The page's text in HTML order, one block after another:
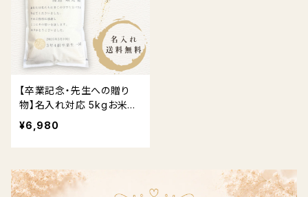
【卒業記念・先生への贈り
物】名入れ対応 5kgお米ギ
フト 送料無料
¥6,980